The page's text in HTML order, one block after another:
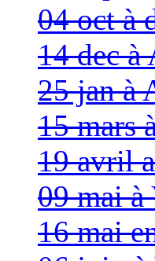
04 oct à
14 dec à
25 jan à
15 mars
19 avril
09 mai à
16 mai